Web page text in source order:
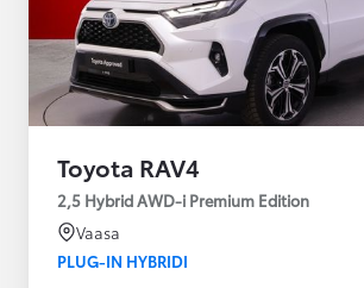
Toyota RAV4
2,5 Hybrid AWD-i Premium Edition
Vaasa
PLUG-IN HYBRIDI